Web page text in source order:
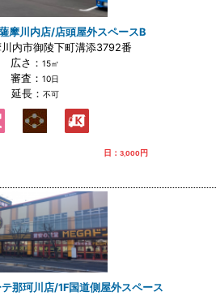
摩川内店/店頭屋外スペースB
内市御陵下町溝添3792番
広さ： 15㎡
審査： 10日
延長： 不可
日： 3,000円
那珂川店/1F国道側屋外スペース